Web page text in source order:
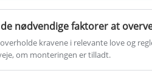
kravene i relevante love og
om monteringen er tilladt.